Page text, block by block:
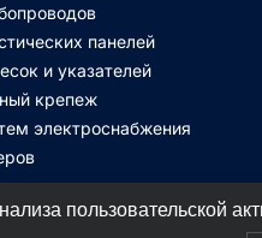
панелей
и указателей
крепеж
электроснабжения
пользовательской